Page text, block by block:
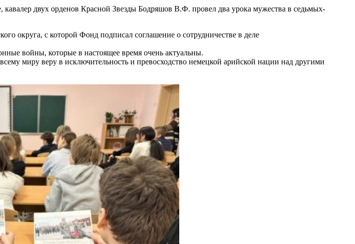
двух орденов Красной Звезды Бодряшов В.Ф. провел два урока мужества в седьмых-
округа, с которой Фонд подписал соглашение о сотрудничестве в деле
войны, которые в настоящее время очень актуальны.
миру веру в исключительность и превосходство немецкой арийской нации над другими